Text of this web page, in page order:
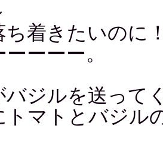
ち着きたいのに
ーーー。
バジルを送って
トマトとバジル